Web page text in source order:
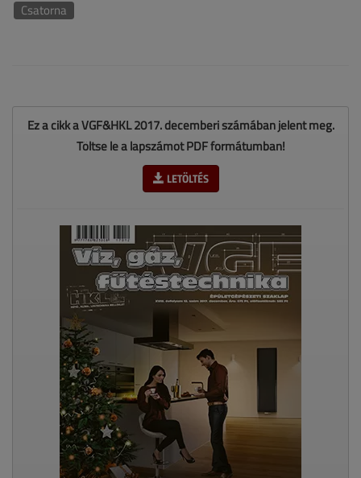
Csatorna
Ez a cikk a VGF&HKL 2017. decemberi számában jelent meg.
Töltse le a lapszámot PDF formátumban!
LETÖLTÉS